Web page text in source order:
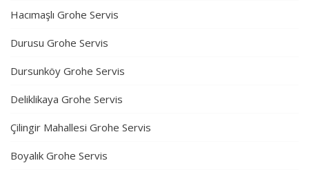
Hacımaşlı Grohe Servis
Durusu Grohe Servis
Dursunköy Grohe Servis
Deliklikaya Grohe Servis
Çilingir Mahallesi Grohe Servis
Boyalık Grohe Servis